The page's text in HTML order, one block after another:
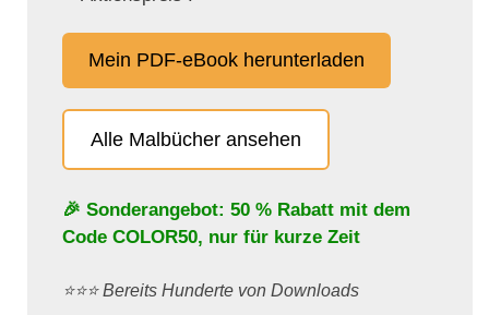
Mein PDF-eBook herunterladen
Alle Malbücher ansehen
🎉 Sonderangebot: 50 % Rabatt mit dem
Code COLOR50, nur für kurze Zeit
⭐️⭐️⭐️ Bereits Hunderte von Downloads